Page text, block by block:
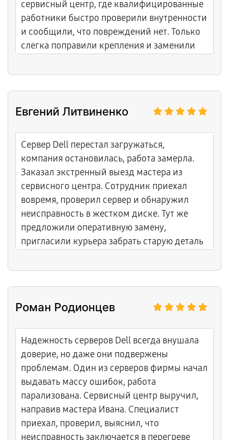
сервисный центр, где квалифицированные
работники быстро проверили внутренности
и сообщили, что повреждений нет. Только
слегка поправили крепления и заменили
Евгений Литвиненко
Сервер Dell перестал загружаться,
компания остановилась, работа замерла.
Заказал экстренный выезд мастера из
сервисного центра. Сотрудник приехал
вовремя, проверил сервер и обнаружил
неисправность в жестком диске. Тут же
предложили оперативную замену,
пригласили курьера забрать старую деталь
запустился, данные восстановлены,
Роман Родионцев
Надежность серверов Dell всегда внушала
доверие, но даже они подвержены
проблемам. Один из серверов фирмы начал
выдавать массу ошибок, работа
парализована. Сервисный центр выручил,
направив мастера Ивана. Специалист
приехал, проверил, выяснил, что
неисправность заключается в перегреве